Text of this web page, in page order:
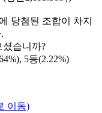
당첨된 조합이 차지
습니까?
5등(2.22%)
이동)